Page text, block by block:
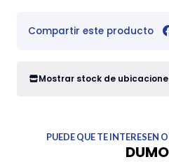
Compartir este producto
Mostrar stock de
PUEDE QUE TE INTERESEN